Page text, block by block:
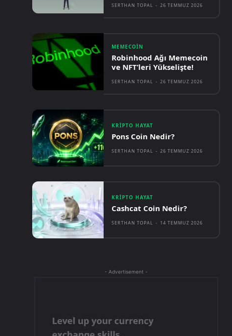
SERTHAN TOPAL - 26 TEMMUZ 2026
MEMECOIN
Robinhood Ağı Memecoin
ve NFT’leri Yükselişte!
SERTHAN TOPAL - 26 TEMMUZ 2026
KRIPTO HAYAT
Pons Coin Nedir?
SERTHAN TOPAL - 26 TEMMUZ 2026
KRIPTO HAYAT
Cashcat Coin Nedir?
SERTHAN TOPAL - 14 TEMMUZ 2026
- Advertisement -